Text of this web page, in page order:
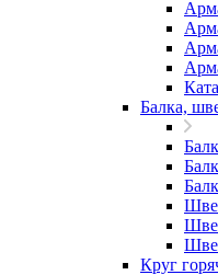
Балка,
Круг